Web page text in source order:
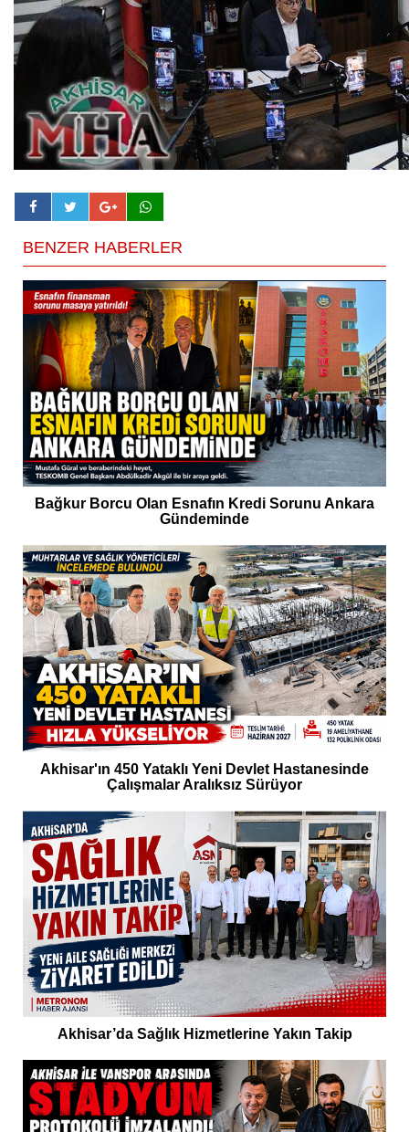
BENZER HABERLER
Bağkur Borcu Olan Esnafın Kredi Sorunu Ankara
Gündeminde
Akhisar'ın 450 Yataklı Yeni Devlet Hastanesinde
Çalışmalar Aralıksız Sürüyor
Akhisar’da Sağlık Hizmetlerine Yakın Takip